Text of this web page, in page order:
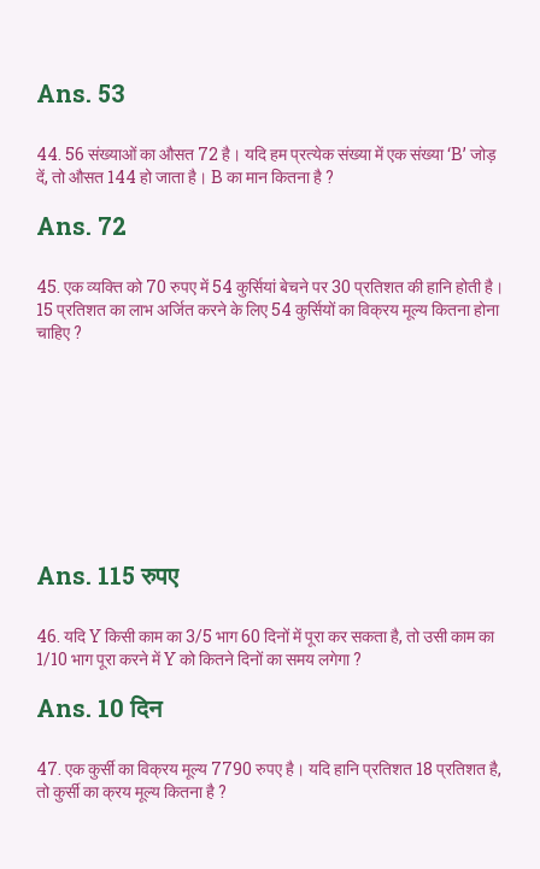
Ans. 53
44. 56 संख्याओं का औसत 72 है। यदि हम प्रत्येक संख्या में एक संख्या ‘B’ जोड़
दें, तो औसत 144 हो जाता है। B का मान कितना है ?
Ans. 72
45. एक व्यक्ति को 70 रुपए में 54 कुर्सियां बेचने पर 30 प्रतिशत की हानि होती है।
15 प्रतिशत का लाभ अर्जित करने के लिए 54 कुर्सियों का विक्रय मूल्य कितना होना
चाहिए ?
Ans. 115 रुपए
46. यदि Y किसी काम का 3/5 भाग 60 दिनों में पूरा कर सकता है, तो उसी काम का
1/10 भाग पूरा करने में Y को कितने दिनों का समय लगेगा ?
Ans. 10 दिन
47. एक कुर्सी का विक्रय मूल्य 7790 रुपए है। यदि हानि प्रतिशत 18 प्रतिशत है,
तो कुर्सी का क्रय मूल्य कितना है ?